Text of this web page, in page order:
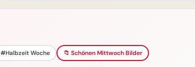
#Halbzeit Woche 📁 Schönen Mittwoch Bilder